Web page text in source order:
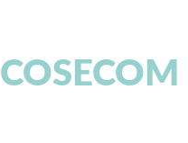
COSECOM